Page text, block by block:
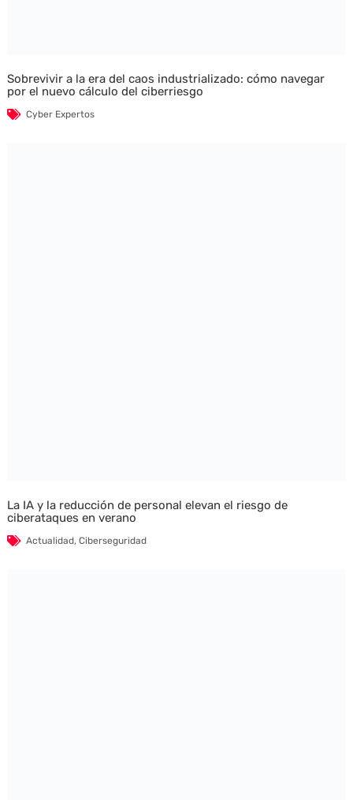
Sobrevivir a la era del caos industrializado: cómo navegar
por el nuevo cálculo del ciberriesgo
Cyber Expertos
La IA y la reducción de personal elevan el riesgo de
ciberataques en verano
Actualidad, Ciberseguridad